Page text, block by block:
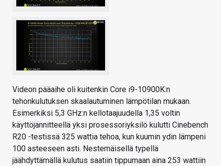
Videon pääaihe oli kuitenkin Core i9-10900K:n
tehonkulutuksen skaalautuminen lämpötilan mukaan.
Esimerkiksi 5,3 GHz:n kellotaajuudella 1,35 voltin
käyttöjännitteellä yksi prosessoriyksilö kulutti Cinebench
R20 -testissä 325 wattia tehoa, kun kuumin ydin lämpeni
100 asteeseen asti. Nestemäisellä typellä
jäähdyttämällä kulutus saatiin tippumaan aina 253 wattiin